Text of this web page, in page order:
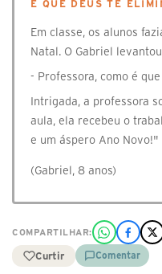
E QUE DEUS TE
Em classe, os alunos
Natal. O Gabriel
- Professora, como é
Intrigada, a professora
aula, ela recebeu o
e um áspero Ano Novo!"
(Gabriel, 8 anos)
COMPARTILHAR:
Curtir Comentar